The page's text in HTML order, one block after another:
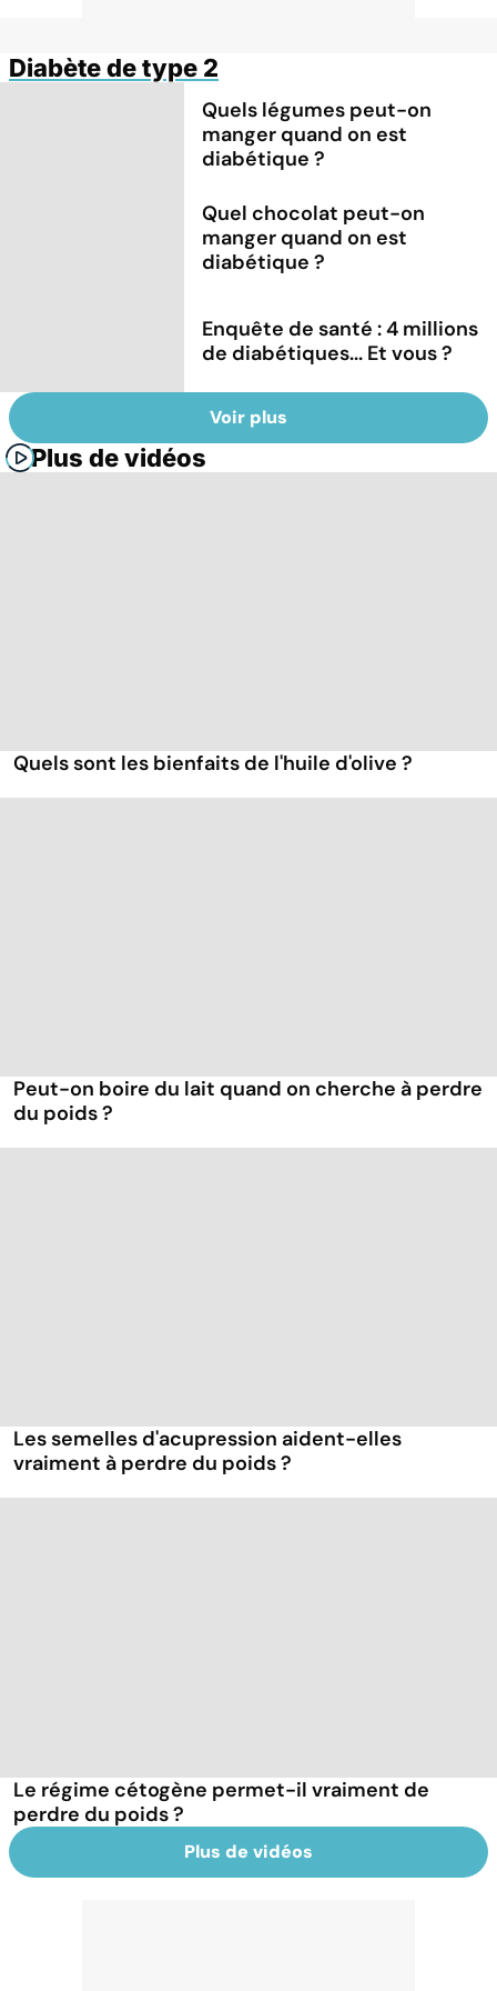
Diabète de type 2
Quels légumes peut-on
manger quand on est
diabétique ?
Quel chocolat peut-on
manger quand on est
diabétique ?
Enquête de santé : 4 millions
de diabétiques... Et vous ?
Voir plus
Plus de vidéos
Quels sont les bienfaits de l'huile d'olive ?
Peut-on boire du lait quand on cherche à perdre
du poids ?
Les semelles d'acupression aident-elles
vraiment à perdre du poids ?
Le régime cétogène permet-il vraiment de
perdre du poids ?
Plus de vidéos